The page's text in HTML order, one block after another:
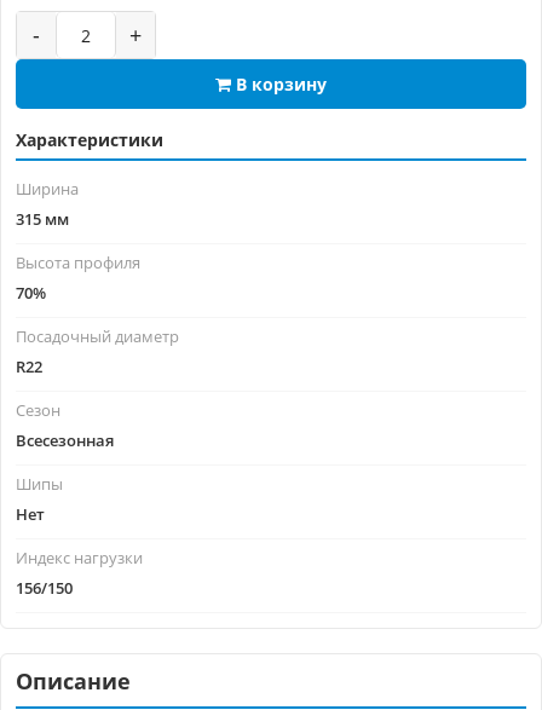
- +
В корзину
Характеристики
Ширина
315 мм
Высота профиля
70%
Посадочный диаметр
R22
Сезон
Всесезонная
Шипы
Нет
Индекс нагрузки
156/150
Описание